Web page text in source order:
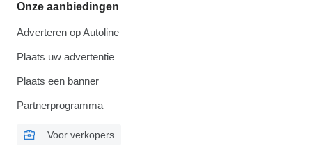
Onze aanbiedingen
Adverteren op Autoline
Plaats uw advertentie
Plaats een banner
Partnerprogramma
Voor verkopers